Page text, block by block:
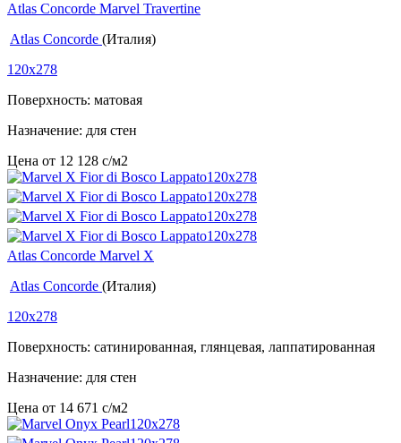
Atlas Concorde Marvel Travertine
Atlas Concorde (Италия)
120x278
Поверхность: матовая
Назначение: для стен
Цена от 12 128 c/м2
Atlas Concorde Marvel X
Atlas Concorde (Италия)
120x278
Поверхность: сатинированная, глянцевая, лаппатированная
Назначение: для стен
Цена от 14 671 c/м2